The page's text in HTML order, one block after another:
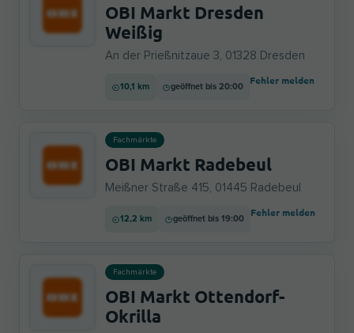
OBI Markt Dresden
Weißig
An der Prießnitzaue 3, 01328 Dresden
10,1 km geöffnet bis 20:00
Fehler melden
Fachmärkte
OBI Markt Radebeul
Meißner Straße 415, 01445 Radebeul
12,2 km geöffnet bis 19:00
Fehler melden
Fachmärkte
OBI Markt Ottendorf-
Okrilla